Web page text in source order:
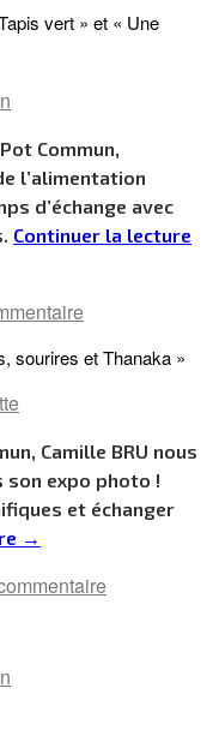
vert » et « Une
Commun,
l’alimentation
d’échange avec
Continuer la lecture
sourires et Thanaka­­­ »
Camille BRU nous
expo photo !
et échanger
→